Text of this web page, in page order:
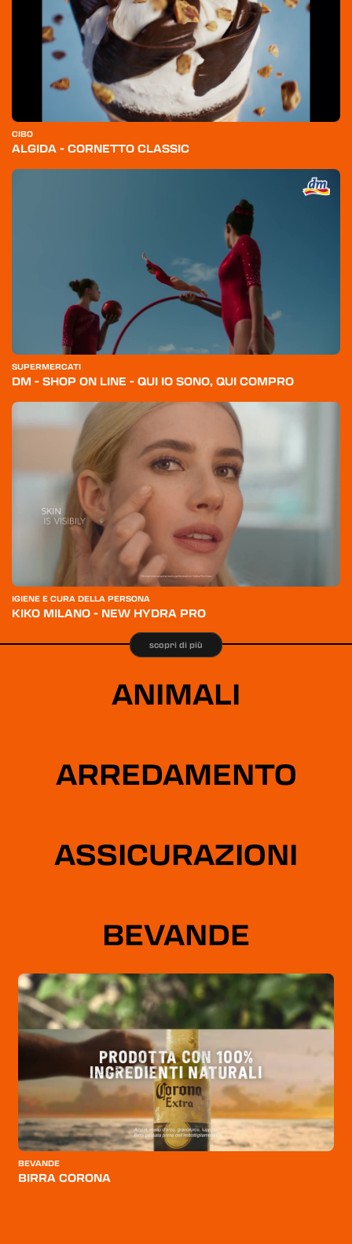
CIBO
ALGIDA - CORNETTO CLASSIC
SUPERMERCATI
DM - SHOP ON LINE - QUI IO SONO, QUI COMPRO
IGIENE E CURA DELLA PERSONA
KIKO MILANO - NEW HYDRA PRO
scopri di più
ANIMALI
ARREDAMENTO
ASSICURAZIONI
BEVANDE
BEVANDE
BIRRA CORONA